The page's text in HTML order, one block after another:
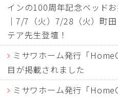
インの100周年記念ベッド
｜7/7（火）7/28（火）町
テア先生登壇！
ミサワホーム発行「
目が掲載されました
ミサワホーム発行「